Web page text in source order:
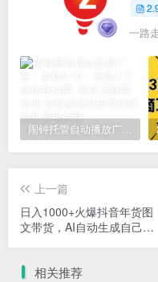
一路
闹钟托管自动播放广告，单机5-10，无需人工操作
上一篇
日入1000+火爆抖音年货图
文带货，AI自动生成自己的
相关推荐